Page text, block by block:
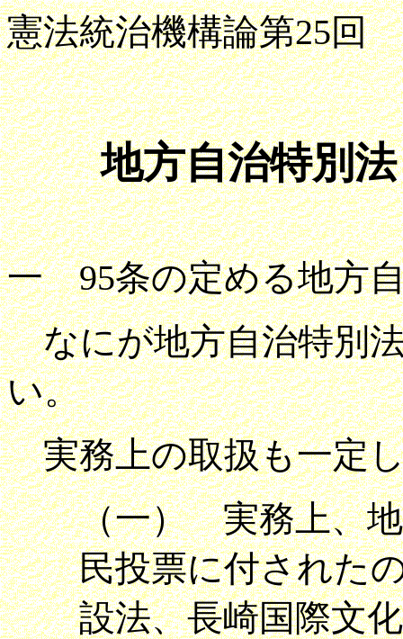
憲法統治機構論第25回
甲
地方自治特別
一 95条の定める地方
なにが地方自治特別
い。
実務上の取扱も一定
（一） 実務上、
民投票に付された
設法、長崎国際文